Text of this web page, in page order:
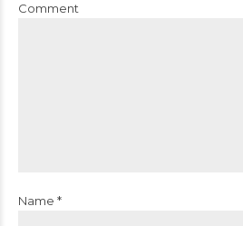
Comment
Name *